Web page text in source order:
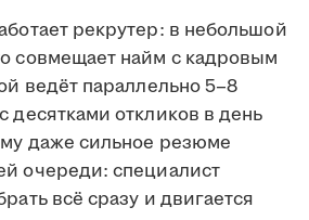
рекрутер: в небольшой
совмещает найм с кадровым
ведёт параллельно 5–8
десятками откликов в день
даже сильное резюме
очереди: специалист
всё сразу и двигается